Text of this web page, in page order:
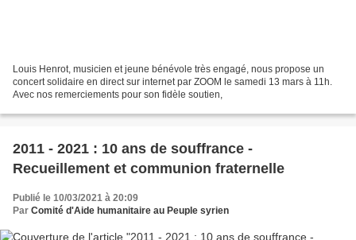
Louis Henrot, musicien et jeune bénévole très engagé, nous propose un
concert solidaire en direct sur internet par ZOOM le samedi 13 mars à 11h.
Avec nos remerciements pour son fidèle soutien,
2011 - 2021 : 10 ans de souffrance -
Recueillement et communion fraternelle
Publié le 10/03/2021 à 20:09
Par Comité d'Aide humanitaire au Peuple syrien